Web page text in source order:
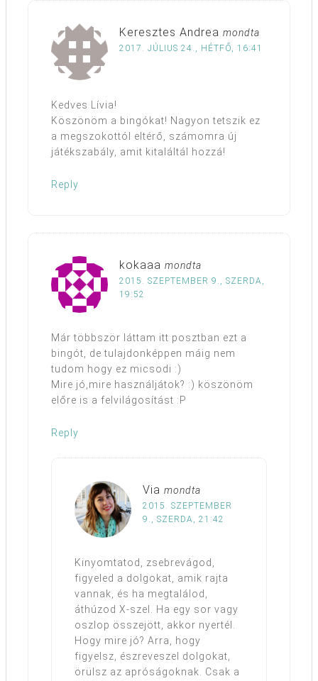
Keresztes Andrea mondta
2017. JÚLIUS 24., HÉTFŐ, 16:41
Kedves Lívia!
Köszönöm a bingókat! Nagyon tetszik ez
a megszokottól eltérő, számomra új
játékszabály, amit kitaláltál hozzá!
Reply
kokaaa mondta
2015. SZEPTEMBER 9., SZERDA,
19:52
Már többször láttam itt posztban ezt a
bingót, de tulajdonképpen máig nem
tudom hogy ez micsodi :)
Mire jó,mire használjátok? :) köszönöm
előre is a felvilágosítást :P
Reply
Via mondta
2015. SZEPTEMBER
9., SZERDA, 21:42
Kinyomtatod, zsebrevágod,
figyeled a dolgokat, amik rajta
vannak, és ha megtalálod,
áthúzod X-szel. Ha egy sor vagy
oszlop összejött, akkor nyertél.
Hogy mire jó? Arra, hogy
figyelsz, észreveszel dolgokat,
örülsz az apróságoknak. Csak a